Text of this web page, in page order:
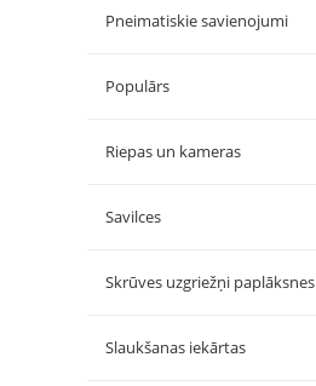
Pneimatiskie savienojumi
Populārs
Riepas un kameras
Savilces
Skrūves uzgriežņi paplāksnes
Slaukšanas iekārtas